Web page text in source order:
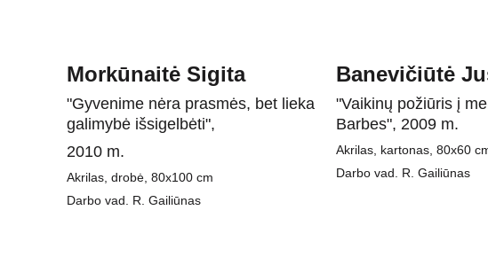
Morkūnaitė Sigita
"Gyvenime nėra prasmės, bet lieka
galimybė išsigelbėti",
2010 m.
Akrilas, drobė, 80x100 cm
Darbo vad. R. Gailiūnas
Banevičiūtė
"Vaikinų požiūris į
Barbes", 2009 m.
Akrilas, kartonas, 80x60
Darbo vad. R. Gailiūnas